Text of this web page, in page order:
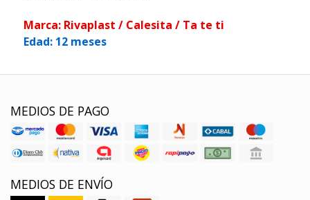
Marca: Rivaplast / Calesita / Ta te ti
Edad: 12 meses
MEDIOS DE PAGO
MEDIOS DE ENVÍO